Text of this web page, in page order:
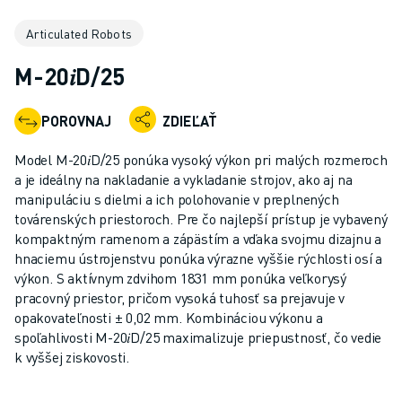
KOLABORATÍVNE ROBOTY
OVLÁDAČE ROBOTOV - CONTROLLERY
PRÍSLUŠENSTVO K ROBOTOM
SOFTVÉR PRE ROBOTY
SIMULAČNÝ SOFTVÉR
ROBOTICKÉ VZDELÁVACIE BUNKY
ROBOTICKÁ AUTOMATIZÁCIA
ROBOTY PRE OBLÚKOVÉ ZVÁRANIE
KĹBOVÉ ROBOTY
SÉRIA ARC MATE
SÉRIA M-900
DELTA ROBOTY
POTRAVINÁRSKE ROBOTY A ROBOTY PRE ČISTÉ PRIESTORY
LAKOVACIE ROBOTY
Articulated Robots
M-20𝑖D/25
POROVNAJ ZDIEĽAŤ
Model M-20𝑖D/25 ponúka vysoký výkon pri malých rozmeroch
a je ideálny na nakladanie a vykladanie strojov, ako aj na
manipuláciu s dielmi a ich polohovanie v preplnených
továrenských priestoroch. Pre čo najlepší prístup je vybavený
kompaktným ramenom a zápästím a vďaka svojmu dizajnu a
hnaciemu ústrojenstvu ponúka výrazne vyššie rýchlosti osí a
výkon. S aktívnym zdvihom 1831 mm ponúka veľkorysý
pracovný priestor, pričom vysoká tuhosť sa prejavuje v
opakovateľnosti ± 0,02 mm. Kombináciou výkonu a
spoľahlivosti M-20𝑖D/25 maximalizuje priepustnosť, čo vedie
k vyššej ziskovosti.